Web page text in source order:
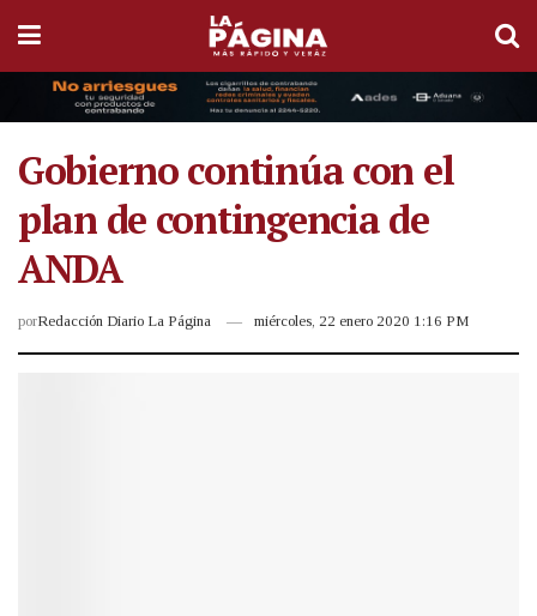
Gobierno continúa con el
plan de contingencia de
ANDA
porRedacción Diario La Página miércoles, 22 enero 2020 1:16 PM